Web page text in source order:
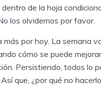
de la hoja
los olvidemos por favor.
más por hoy. La semana
cómo se puede
Persistiendo, todos lo
que, ¿por qué no